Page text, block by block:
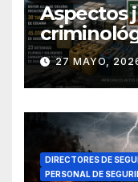
Aspectos
lucha
en el sur
27 MAYO,
DIRECTORES DE
PERSONAL DE